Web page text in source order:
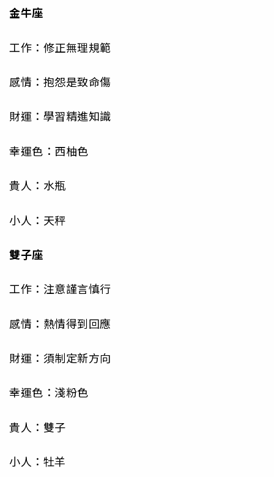
金牛座
工作：修正無理規範
感情：抱怨是致命傷
財運：學習精進知識
幸運色：西柚色
貴人：水瓶
小人：天秤
雙子座
工作：注意謹言慎行
感情：熱情得到回應
財運：須制定新方向
幸運色：淺粉色
貴人：雙子
小人：牡羊